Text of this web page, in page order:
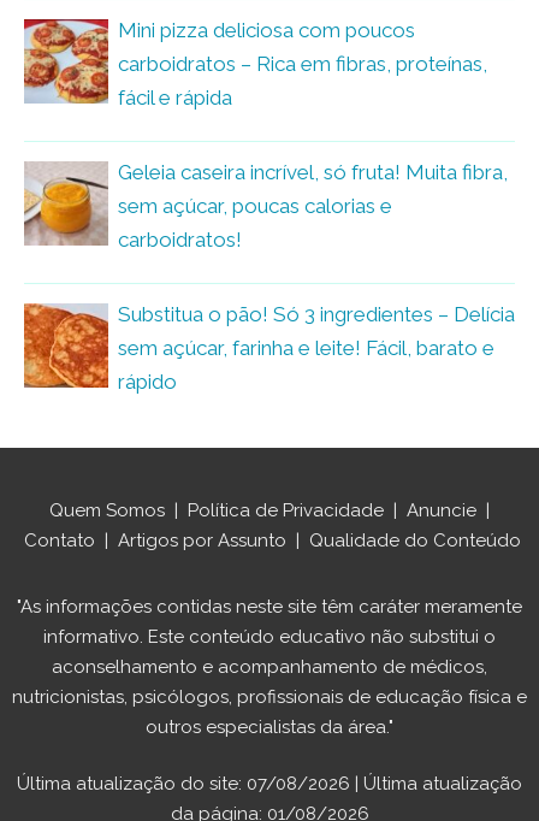
Mini pizza deliciosa com poucos
carboidratos – Rica em fibras, proteínas,
fácil e rápida
Geleia caseira incrível, só fruta! Muita fibra,
sem açúcar, poucas calorias e
carboidratos!
Substitua o pão! Só 3 ingredientes – Delícia
sem açúcar, farinha e leite! Fácil, barato e
rápido
Quem Somos | Política de Privacidade | Anuncie |
Contato | Artigos por Assunto | Qualidade do Conteúdo
"As informações contidas neste site têm caráter meramente
informativo. Este conteúdo educativo não substitui o
aconselhamento e acompanhamento de médicos,
nutricionistas, psicólogos, profissionais de educação física e
outros especialistas da área."
Última atualização do site: 07/08/2026 | Última atualização
da página: 01/08/2026